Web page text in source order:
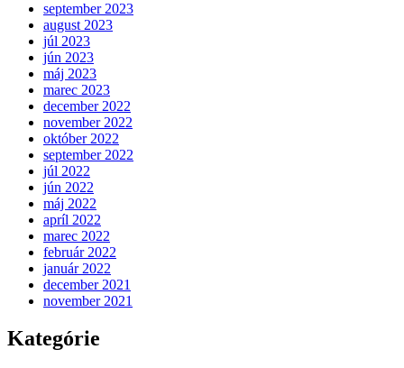
september 2023
august 2023
júl 2023
jún 2023
máj 2023
marec 2023
december 2022
november 2022
október 2022
september 2022
júl 2022
jún 2022
máj 2022
apríl 2022
marec 2022
február 2022
január 2022
december 2021
november 2021
Kategórie